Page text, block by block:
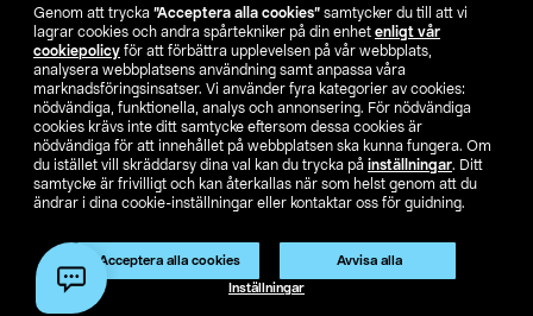
Genom att trycka ”Acceptera alla cookies” samtycker du till att vi
lagrar cookies och andra spårtekniker på din enhet enligt vår
cookiepolicy för att förbättra upplevelsen på vår webbplats,
analysera webbplatsens användning samt anpassa våra
marknadsföringsinsatser. Vi använder fyra kategorier av cookies:
nödvändiga, funktionella, analys och annonsering. För nödvändiga
cookies krävs inte ditt samtycke eftersom dessa cookies är
nödvändiga för att innehållet på webbplatsen ska kunna fungera. Om
du istället vill skräddarsy dina val kan du trycka på inställningar. Ditt
samtycke är frivilligt och kan återkallas när som helst genom att du
ändrar i dina cookie-inställningar eller kontaktar oss för guidning.
Acceptera alla cookies Avvisa alla
Inställningar
Hitta butik
SE NO FI
Köpvillkor Privacy statement Klubbvillkor
För företag
Ändra till priser exklusive moms